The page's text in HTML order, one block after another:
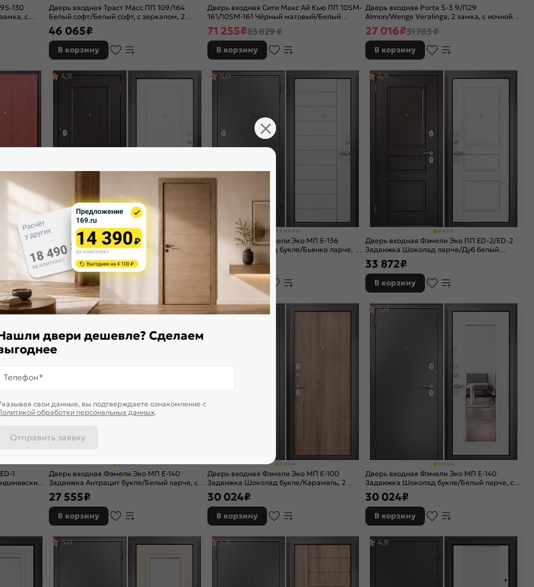
130
с
Дверь входная Траст Масс ПП 109/164
Белый софт/Белый софт, с зеркалом, 2
замка, с ночной задвижкой
46 065₽
В корзину
Дверь входная Сити Макс Ай Кью ПП 10SM-
161/10SM-161 Чёрный матовый/Белый
матовый, 2 замка
71 255₽83 829 ₽
В корзину
Дверь входная Porta S-3 9/П29
Almon/Wenge Veralinga, 2 замка, с ночной
задвижкой
27 016₽31 783 ₽
В корзину
Медь/
Дверь входная Траст Эко ПП 9ED-1
Задвижка Шоколад ларче/Белый ларче, 2
замка, с ночной задвижкой
4,9
33 463₽
В корзину
Дверь входная Фэмели Эко МП E-136
Задвижка Шоколад букле/Бьянко ларче, 2
замка, с ночной задвижкой
5,0
24 109₽
В корзину
Дверь входная Фэмели Эко ПП ED-2/ED-2
Задвижка Шоколад ларче/Дуб белый
матовый, 2 замка, с ночной задвижкой
4,9
33 872₽
В корзину
1
Дверь входная Фэмели Эко МП E-140
Задвижка Антрацит букле/Белый ларче, с
зеркалом, 2 замка, с ночной задвижкой
5,0
27 555₽
В корзину
Дверь входная Фэмели Эко МП E-100
Задвижка Шоколад букле/Карамель, 2
замка, с ночной задвижкой
4,9
30 024₽
В корзину
Дверь входная Фэмели Эко МП E-140
Задвижка Шоколад букле/Белый ларче, с
зеркалом, 2 замка, с ночной задвижкой
5,0
30 024₽
В корзину
5,0 4,8 4,9
двери дешевле? Сделаем
Телефон*
свои данные, вы подтверждаете ознакомление c
обработки персональных данных.
Отправить заявку